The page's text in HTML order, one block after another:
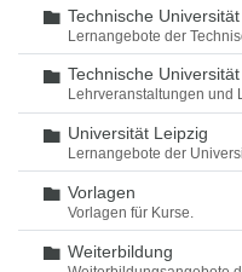
Ordner
Technische
Lernangebote der
Ordner
Technische
Lehrveranstaltungen und
Ordner
Universität Leipzig
Lernangebote der
Ordner
Vorlagen
Vorlagen für Kurse.
Ordner
Weiterbildung